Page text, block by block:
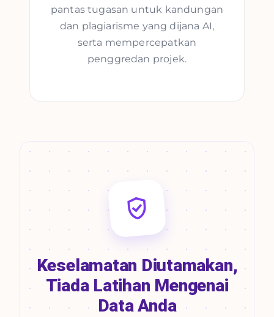
pantas tugasan untuk kandungan
dan plagiarisme yang dijana AI,
serta mempercepatkan
penggredan projek.
Keselamatan Diutamakan,
Tiada Latihan Mengenai
Data Anda